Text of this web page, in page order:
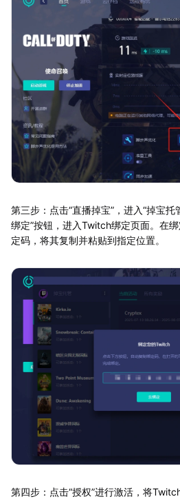
第三步：点击“直播掉宝”，进入“掉宝托
绑定”按钮，进入Twitch绑定页面。在
定码，将其复制并粘贴到指定位置。
第四步：点击“授权”进行激活，将